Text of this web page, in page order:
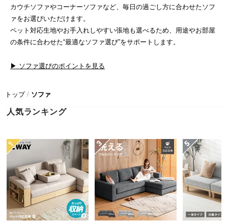
テ
一
覧
人
カウチソファやコーナーソファなど、毎日の過ごし方に合わせたソフ
ァをお選びいただけます。
ペット対応生地やお手入れしやすい張地も選べるため、用途やお部屋
の条件に合わせた“最適なソファ選び”をサポートします。
▶ ソファ選びのポイントを見る
トップ ソファ
人気ランキング